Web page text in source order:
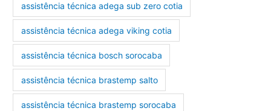
assistência técnica adega sub zero cotia
assistência técnica adega viking cotia
assistência técnica bosch sorocaba
assistência técnica brastemp salto
assistência técnica brastemp sorocaba